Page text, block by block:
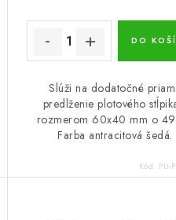
DO
Slúži na dodatočné
predlženie plotového
rozmerom 60x40 mm o
Farba antracitová šedá.
Kód: PU-